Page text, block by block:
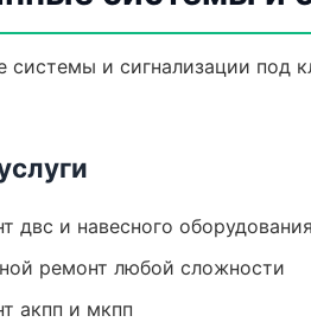
системы и сигнализации под
двс и навесного оборудования
ремонт любой сложности
акпп и мкпп